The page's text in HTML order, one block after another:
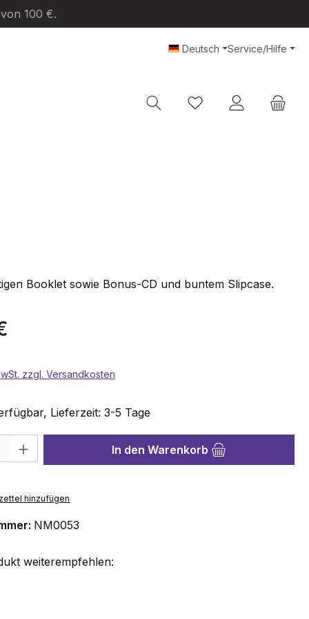
100 €.
Deutsch Service/Hilfe
Du hast 0 Produkte
Booklet sowie Bonus-CD und buntem Slipcase.
zzgl. Versandkosten
Lieferzeit: 3-5 Tage
Gib den gewünschten Wert ein oder benutze die Schaltflächen
In den Warenkorb
hinzufügen
NM0053
weiterempfehlen: